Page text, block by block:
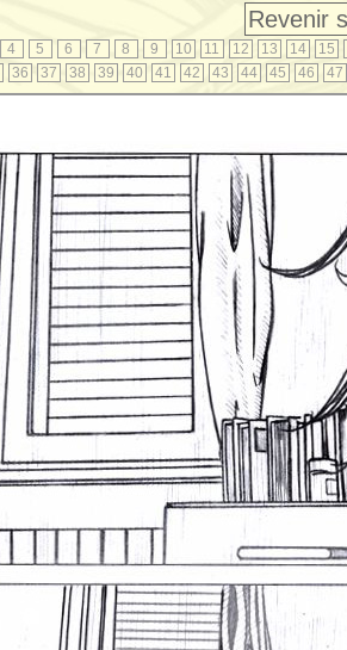
Revenir
4 5 6 7 8 9 10 11 12 13 14
15
36 37 38 39 40 41 42 43 44 45 46 47